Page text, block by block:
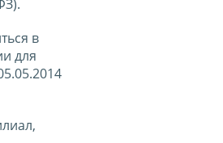
в
для